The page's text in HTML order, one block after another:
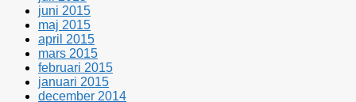
juni 2015
maj 2015
april 2015
mars 2015
februari 2015
januari 2015
december 2014